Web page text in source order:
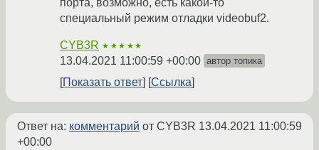
порта, возможно, есть какой-то
специальный режим отладки videobuf2.
CYB3R ★★★★★
13.04.2021 11:00:59 +00:00 автор топика
Показать ответ Ссылка
Ответ на: комментарий от CYB3R 13.04.2021 11:00:59
+00:00